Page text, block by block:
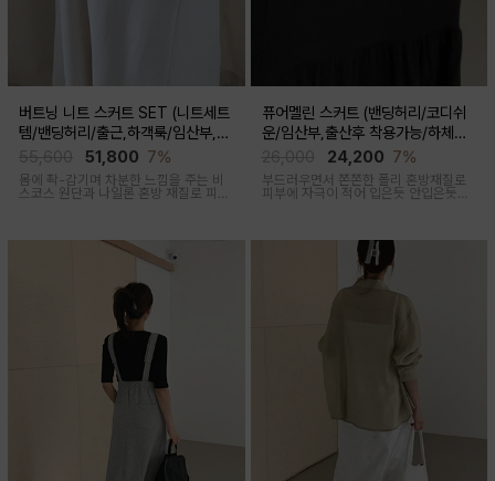
버트닝 니트 스커트 SET (니트세트
템/밴딩허리/출근,하객룩/임산부,출
산후 착용가능)51,800 7%
몸에 촥-감기며 차분한 느낌을 주는 비
스코스 원단과 나일론 혼방 재질로 피부
퓨어멜린 스커트 (밴딩허리/코디쉬
운/임산부,출산후 착용가능/하체커
24,200 7%
부드러우면서 쫀쫀한 폴리 혼방재질로
피부에 자극이 적어 입은듯 안입은듯한